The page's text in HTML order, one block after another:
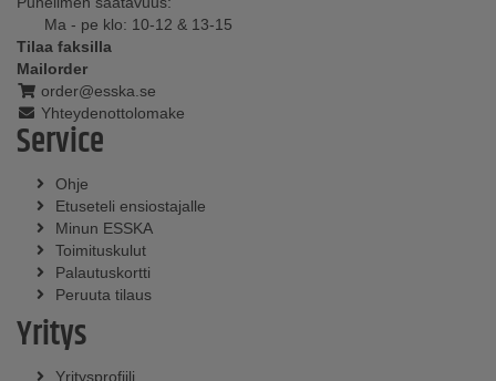
Ma - pe klo: 10-12 & 13-15
Tilaa faksilla
Mailorder
order@esska.se
Yhteydenottolomake
Service
Ohje
Etuseteli ensiostajalle
Minun ESSKA
Toimituskulut
Palautuskortti
Peruuta tilaus
Yritys
Yritysprofiili